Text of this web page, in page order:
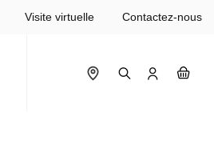
Visite virtuelle Contactez-nous